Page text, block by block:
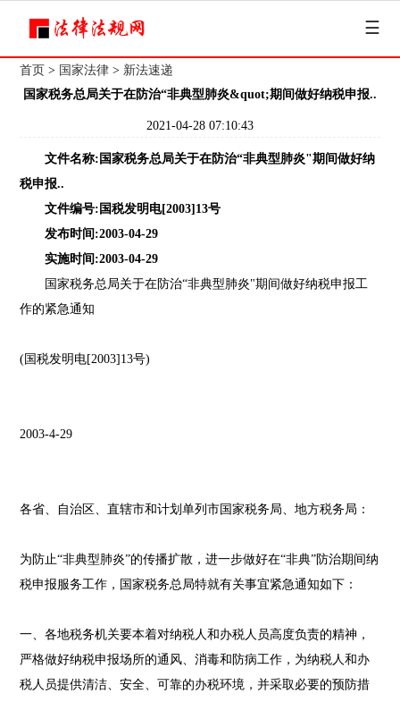
☰
首页 > 国家法律 > 新法速递
国家税务总局关于在防治“非典型肺炎&quot;期间做好纳税申报..
2021-04-28 07:10:43
文件名称:国家税务总局关于在防治“非典型肺炎"期间做好纳
税申报..
文件编号:国税发明电[2003]13号
发布时间:2003-04-29
实施时间:2003-04-29
国家税务总局关于在防治“非典型肺炎"期间做好纳税申报工
作的紧急通知
(国税发明电[2003]13号)
2003-4-29
各省、自治区、直辖市和计划单列市国家税务局、地方税务局：
为防止“非典型肺炎”的传播扩散，进一步做好在“非典”防治期间纳
税申报服务工作，国家税务总局特就有关事宜紧急通知如下：
一、各地税务机关要本着对纳税人和办税人员高度负责的精神，
严格做好纳税申报场所的通风、消毒和防病工作，为纳税人和办
税人员提供清洁、安全、可靠的办税环境，并采取必要的预防措